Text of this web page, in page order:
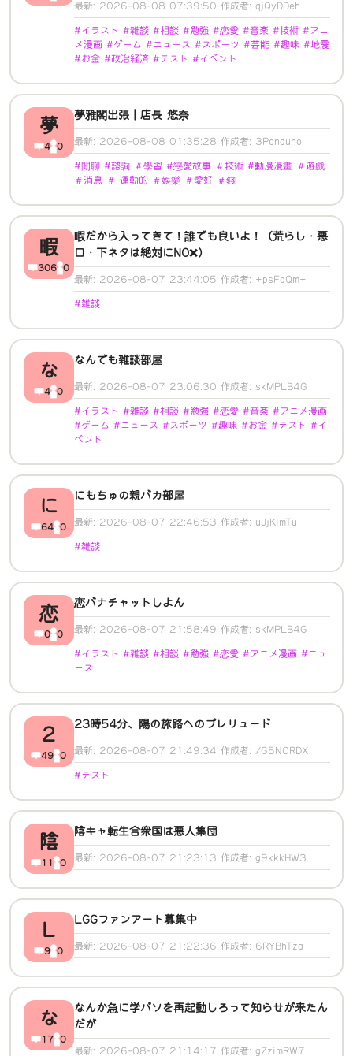
最新: 2026-08-08 07:39:50 作成者: qjQyDDeh
#イラスト #雑談 #相談 #勉強 #恋愛 #音楽 #技術 #アニ
メ漫画 #ゲーム #ニュース #スポーツ #芸能 #趣味 #地震
#お金 #政治経済 #テスト #イベント
夢
4 0
夢雅閣出張｜店長 悠奈
最新: 2026-08-08 01:35:28 作成者: 3Pcnduno
#閒聊 #諮詢 ＃學習 #戀愛故事 ＃技術 #動漫漫畫 ＃遊戲
＃消息 ＃ 運動的 ＃娛樂 ＃愛好 ＃錢
暇
306 0
暇だから入ってきて！誰でも良いよ！（荒らし・悪
口・下ネタは絶対にNO❌️）
最新: 2026-08-07 23:44:05 作成者: +psFqQm+
#雑談
な
4 0
なんでも雑談部屋
最新: 2026-08-07 23:06:30 作成者: skMPLB4G
#イラスト #雑談 #相談 #勉強 #恋愛 #音楽 #アニメ漫画
#ゲーム #ニュース #スポーツ #趣味 #お金 #テスト #イ
ベント
に
64 0
にもちゅの親バカ部屋
最新: 2026-08-07 22:46:53 作成者: uJjKImTu
#雑談
恋
0 0
恋バナチャットしよん
最新: 2026-08-07 21:58:49 作成者: skMPLB4G
#イラスト #雑談 #相談 #勉強 #恋愛 #アニメ漫画 #ニュ
ース
2
49 0
23時54分、陽の旅路へのプレリュード
最新: 2026-08-07 21:49:34 作成者: /G5NORDX
#テスト
陰
11 0
陰キャ転生合衆国は悪人集団
最新: 2026-08-07 21:23:13 作成者: g9kkkHW3
L
9 0
LGGファンアート募集中
最新: 2026-08-07 21:22:36 作成者: 6RYBhTza
な
17 0
なんか急に学パソを再起動しろって知らせが来たん
だが
最新: 2026-08-07 21:14:17 作成者: gZzimRW7